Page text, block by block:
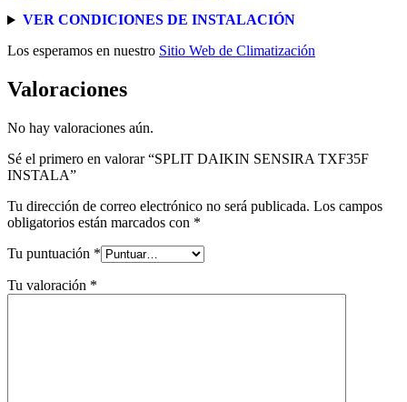
VER CONDICIONES DE INSTALACIÓN
Los esperamos en nuestro Sitio Web de Climatización
Valoraciones
No hay valoraciones aún.
Sé el primero en valorar “SPLIT DAIKIN SENSIRA TXF35F
INSTALA”
Tu dirección de correo electrónico no será publicada. Los campos
obligatorios están marcados con *
Tu puntuación *
Tu valoración *